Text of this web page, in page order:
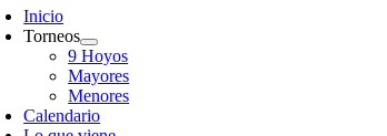
Inicio
Torneos
9 Hoyos
Mayores
Menores
Calendario